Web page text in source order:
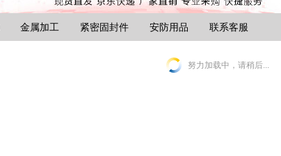
金属加工 紧密固封件 安防用品 联系客服
努力加载中，请稍后...